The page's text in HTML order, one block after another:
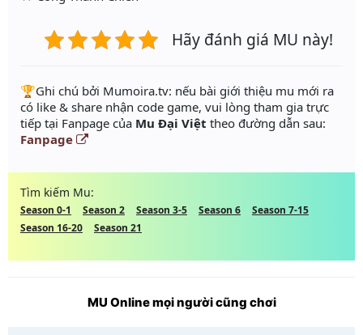
Hãy đánh giá MU này!
️🏆Ghi chú bởi Mumoira.tv: nếu bài giới thiệu mu mới ra
có like & share nhận code game, vui lòng tham gia trực
tiếp tại Fanpage của Mu Đại Việt theo đường dẫn sau:
Fanpage
Tìm kiếm Mu:
Season 0-1 Season 2 Season 3-5 Season 6
Season 7-15
Season 16-20
Season 21
MU Online mọi người cũng chơi